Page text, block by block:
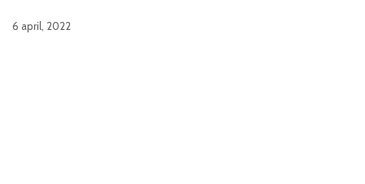
6 april, 2022